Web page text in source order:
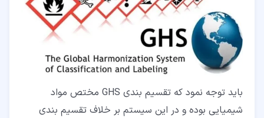
باید توجه نمود كه تقسیم بندی GHS مختص مواد
شیمیایی بوده و در این سیستم بر خلاف تقسیم بندی